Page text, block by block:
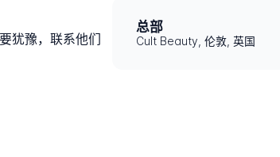
犹豫，联系他们
总部
Cult Beauty, 伦敦, 英国